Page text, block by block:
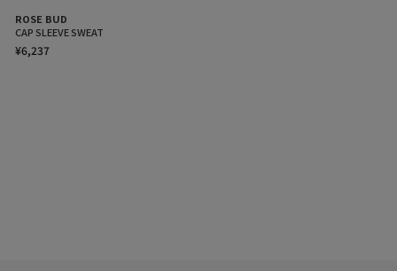
ROSE BUD
CAP SLEEVE SWEAT
¥6,237